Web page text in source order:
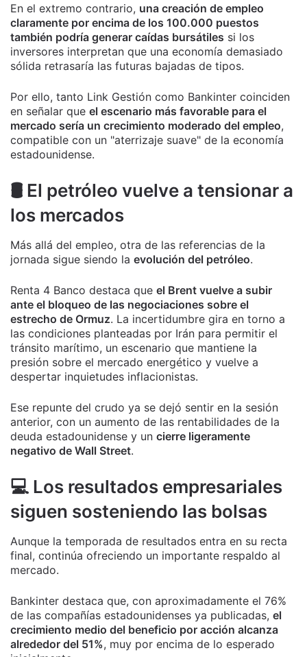
En el extremo contrario, una creación de empleo
claramente por encima de los 100.000 puestos
también podría generar caídas bursátiles si los
inversores interpretan que una economía demasiado
sólida retrasaría las futuras bajadas de tipos.
Por ello, tanto Link Gestión como Bankinter coinciden
en señalar que el escenario más favorable para el
mercado sería un crecimiento moderado del empleo,
compatible con un "aterrizaje suave" de la economía
estadounidense.
🛢️ El petróleo vuelve a tensionar a
los mercados
Más allá del empleo, otra de las referencias de la
jornada sigue siendo la evolución del petróleo.
Renta 4 Banco destaca que el Brent vuelve a subir
ante el bloqueo de las negociaciones sobre el
estrecho de Ormuz. La incertidumbre gira en torno a
las condiciones planteadas por Irán para permitir el
tránsito marítimo, un escenario que mantiene la
presión sobre el mercado energético y vuelve a
despertar inquietudes inflacionistas.
Ese repunte del crudo ya se dejó sentir en la sesión
anterior, con un aumento de las rentabilidades de la
deuda estadounidense y un cierre ligeramente
negativo de Wall Street.
💻 Los resultados empresariales
siguen sosteniendo las bolsas
Aunque la temporada de resultados entra en su recta
final, continúa ofreciendo un importante respaldo al
mercado.
Bankinter destaca que, con aproximadamente el 76%
de las compañías estadounidenses ya publicadas, el
crecimiento medio del beneficio por acción alcanza
alrededor del 51%, muy por encima de lo esperado